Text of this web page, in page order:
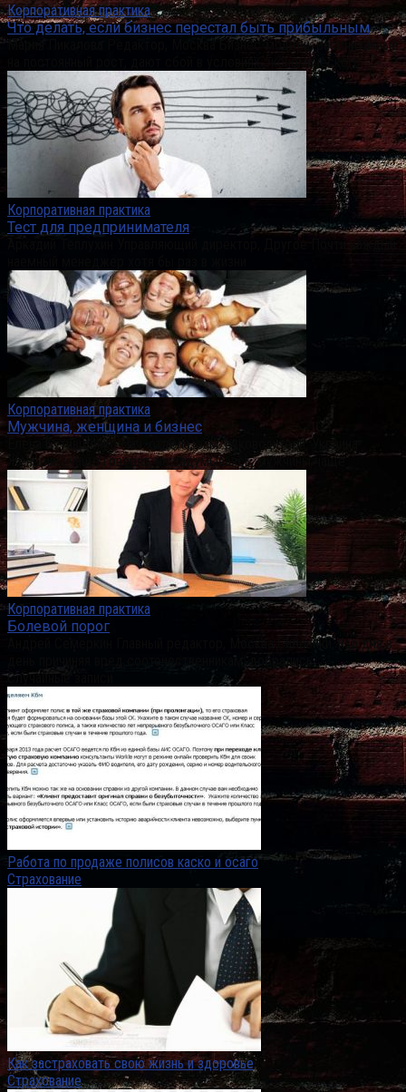
Корпоративная практика
Что делать, если бизнес перестал быть прибыльным
Мария Пикалова Редактор, Москва Бизнес-модели, рассчитанные
на постоянный рост, дают сбой в условиях экономического
Корпоративная практика
Тест для предпринимателя
Корпоративная практика
Мужчина, женщина и бизнес
Елена Бутивщенко Нач. отдела, зам. руководителя, Украина
Женщины чаще говорят, не задумываясь, мужчины чаще
Корпоративная практика
Болевой порог
Андрей Семеркин Главный редактор, Москва Силовики, изо дня в
день причиняя вред соотечественникам, добрались
Случайные записи
Работа по продаже полисов каско и осаго
Страхование
Как застраховать свою жизнь и здоровье
Страхование